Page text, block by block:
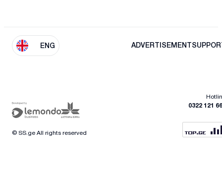
ENG ADVERTISEMENT
0322 121
© SS.ge All rights reserved